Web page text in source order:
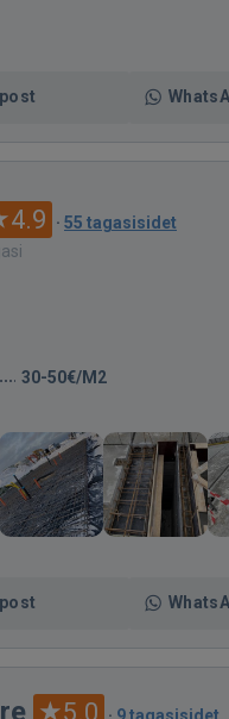
4.9 · 55 tagasisidet
30-50€/M2
5.0